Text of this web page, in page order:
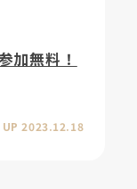
加無料！
UP 2023.12.18